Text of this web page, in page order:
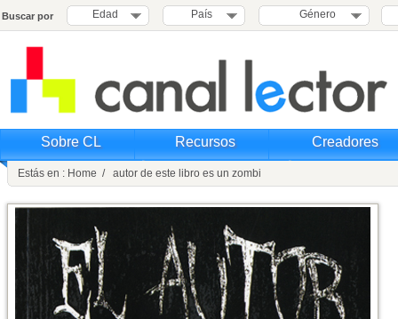
Buscar por Edad País Género
Sobre CL Recursos Creadores
Estás en : Home / autor de este libro es un zombi